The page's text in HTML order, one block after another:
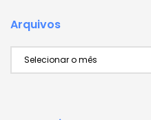
Arquivos
Arquivos